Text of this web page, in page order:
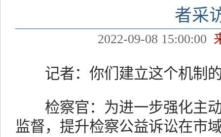
者采
2022-09-08 15:00:00
记者：你们建立这个机制的
检察官：为进一步强化主动
监督，提升检察公益诉讼在市